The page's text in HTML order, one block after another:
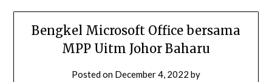
Bengkel Microsoft Office bersama
MPP Uitm Johor Baharu
Posted on December 4, 2022 by